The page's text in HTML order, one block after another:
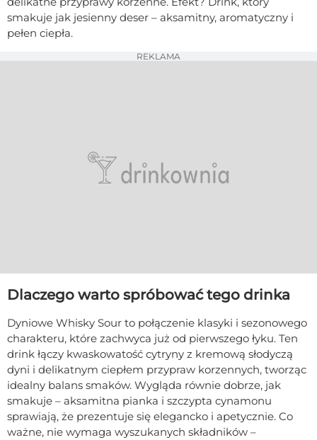
smakuje jak jesienny deser – aksamitny, aromatyczny i
pełen ciepła.
REKLAMA
Dlaczego warto spróbować tego drinka
Dyniowe Whisky Sour to połączenie klasyki i sezonowego
charakteru, które zachwyca już od pierwszego łyku. Ten
drink łączy kwaskowatość cytryny z kremową słodyczą
dyni i delikatnym ciepłem przypraw korzennych, tworząc
idealny balans smaków. Wygląda równie dobrze, jak
smakuje – aksamitna pianka i szczypta cynamonu
sprawiają, że prezentuje się elegancko i apetycznie. Co
ważne, nie wymaga wyszukanych składników –